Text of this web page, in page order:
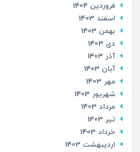
فروردین 1404
اسفند 1403
بهمن 1403
دی 1403
آذر 1403
آبان 1403
مهر 1403
شهریور 1403
مرداد 1403
تير 1403
خرداد 1403
ارديبهشت 1403